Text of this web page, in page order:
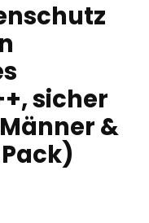
sicher
&